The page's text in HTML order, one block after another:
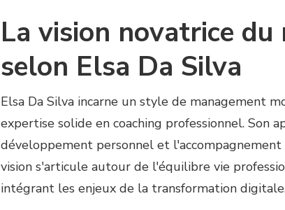
La vision novatrice
selon Elsa Da Silva
Elsa Da Silva incarne un style de management
expertise solide en coaching professionnel. Son
développement personnel et l'accompagnement
vision s'articule autour de l'équilibre vie
intégrant les enjeux de la transformation